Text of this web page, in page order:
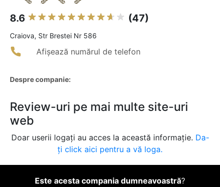
8.6 (47)
Craiova, Str Brestei Nr 586
Afișează numărul de telefon
Despre companie:
Review-uri pe mai multe site-uri
web
Doar userii logați au acces la această informație. Da-
ți click aici pentru a vă loga.
Este acesta compania dumneavoastră?